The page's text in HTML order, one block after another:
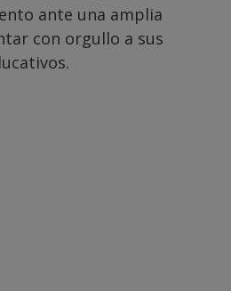
ante una amplia
con orgullo a sus